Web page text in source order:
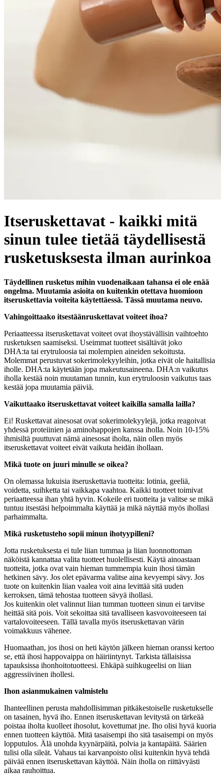
Itseruskettavat - kaikki mitä
sinun tulee tietää täydellisestä
rusketusksesta ilman aurinkoa
Täydellinen rusketus mihin vuodenaikaan tahansa ei ole enää
ongelma. Muutamia asioita on kuitenkin otettava huomioon
itseruskettavia voiteita käytettäessä. Tässä muutama neuvo.
Vahingoittaako itsestäänruskettavat voiteet ihoa?
Periaatteessa itseruskettavat voiteet ovat ihoystävällisin vaihtoehto
rusketuksen saamiseksi. Useimmat tuotteet sisältävät joko
DHA:ta tai erytruloosia tai molempien aineiden sekoitusta.
Molemmat perustuvat sokerimolekyyleihin, jotka eivät ole haitallisia
iholle. DHA:ta käytetään jopa makeutusaineena. DHA:n vaikutus
iholla kestää noin muutaman tunnin, kun erytruloosin vaikutus taas
kestää jopa muutamia päiviä.
Vaikuttaako itseruskettavat voiteet kaikilla samalla lailla?
Ei! Ruskettavat ainesosat ovat sokerimolekyylejä, jotka reagoivat
yhdessä proteiinien ja aminohappojen kanssa iholla. Noin 10-15%
ihmisiltä puuttuvat nämä ainesosat iholta, näin ollen myös
itseruskettavat voiteet eivät vaikuta heidän ihollaan.
Mikä tuote on juuri minulle se oikea?
On olemassa lukuisia itseruskettavia tuotteita: lotinia, geeliä,
voidetta, suihketta tai vaikkapa vaahtoa. Kaikki tuotteet toimivat
periaatteessa ihan yhtä hyvin. Kokeile eri tuotteita ja valitse se mikä
tuntuu itsestäsi helpoimmalta käyttää ja mikä näyttää myös ihollasi
parhaimmalta.
Mikä rusketusteho sopii minun ihotyypilleni?
Jotta rusketuksesta ei tule liian tummaa ja liian luonnottoman
näköistä kannattaa valita tuotteet huolellisesti. Käytä ainoastaan
tuotteita, jotka ovat vain hieman tummempia kuin ihosi tämän
hetkinen sävy. Jos olet epävarma valitse aina kevyempi sävy. Jos
tuote on kuitenkin liian vaalea voit aina levittää sitä uuden
kerroksen, tämä tehostaa tuotteen sävyä ihollasi.
Jos kuitenkin olet valinnut liian tumman tuotteen sinun ei tarvitse
heittää sitä pois. Voit sekoittaa sitä tavalliseen kasvovoiteeseen tai
vartalovoiteeseen. Tällä tavalla myös itseruskettavan värin
voimakkuus vähenee.
Huomaathan, jos ihosi on heti käytön jälkeen hieman oranssi kertoo
se, että ihosi happovaippa on häiriintynyt. Tarkista tällaisissa
tapauksissa ihonhoitotuotteesi. Ehkäpä suihkugeelisi on liian
aggressiivinen ihollesi.
Ihon asianmukainen valmistelu
Ihanteellinen perusta mahdollisimman pitkäkestoiselle rusketukselle
on tasainen, hyvä iho. Ennen itseruskettavan levitystä on tärkeää
poistaa iholta kuolleet ihosolut, kovettumat jne. Iho olisi hyvä kuoria
ennen tuotteen käyttöä. Mitä tasaisempi iho sitä tasaisempi on myös
lopputulos. Älä unohda kyynärpäitä, polvia ja kantapäitä. Säärien
tulisi olla sileät. Vahaus tai karvanpoisto olisi kuitenkin hyvä tehdä
päivää ennen itseruskettavan käyttöä. Näin iholla on riittävyästi
aikaa rauhoittua.